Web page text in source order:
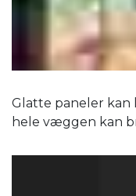
Glatte paneler kan
hele væggen kan